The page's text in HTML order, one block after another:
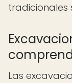
tradicionales
Las